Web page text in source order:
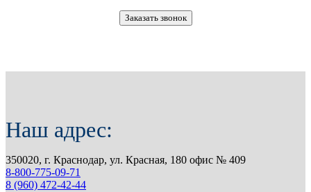
Заказать звонок
Наш адрес:
350020, г. Краснодар, ул. Красная, 180 офис № 409
8-800-775-09-71
8 (960) 472-42-44